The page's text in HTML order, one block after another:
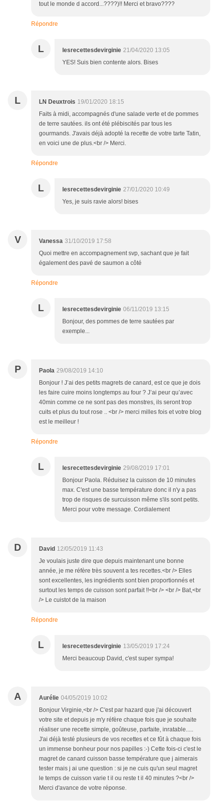
tout le monde d accord...????)!! Merci et bravo????
Répondre
L lesrecettesdevirginie 21/04/2020 13:05
YES! Suis bien contente alors. Bises
L LN Deuxtrois 19/01/2020 18:15
Faits à midi, accompagnés d'une salade verte et de pommes
de terre sautées. ils ont été plébiscités par tous les
gourmands. J'avais déjà adopté la recette de votre tarte Tatin,
en voici une de plus.<br /> Merci.
Répondre
L lesrecettesdevirginie 27/01/2020 10:49
Yes, je suis ravie alors! bises
V Vanessa 31/10/2019 17:58
Quoi mettre en accompagnement svp, sachant que je fait
également des pavé de saumon a côté
Répondre
L lesrecettesdevirginie 06/11/2019 13:15
Bonjour, des pommes de terre sautées par
exemple...
P Paola 29/08/2019 14:10
Bonjour ! J’ai des petits magrets de canard, est ce que je dois
les faire cuire moins longtemps au four ? J’ai peur qu’avec
40min comme ce ne sont pas des monstres, ils seront trop
cuits et plus du tout rose .. <br /> merci milles fois et votre blog
est le meilleur !
Répondre
L lesrecettesdevirginie 29/08/2019 17:01
Bonjour Paola. Réduisez la cuisson de 10 minutes
max. C'est une basse température donc il n'y a pas
trop de risques de surcuisson même s'ils sont petits.
Merci pour votre message. Cordialement
D David 12/05/2019 11:43
Je voulais juste dire que depuis maintenant une bonne
année, je me réfère très souvent a tes recettes.<br /> Elles
sont excellentes, les ingrédients sont bien proportionnés et
surtout les temps de cuisson sont parfait !!<br /> <br /> Bat,<br
/> Le cuistot de la maison
Répondre
L lesrecettesdevirginie 13/05/2019 17:24
Merci beaucoup David, c'est super sympa!
A Aurélie 04/05/2019 10:02
Bonjour Virginie,<br /> C'est par hazard que j'ai découvert
votre site et depuis je m'y réfère chaque fois que je souhaite
réaliser une recette simple, goûteuse, parfaite, inratable.....
J'ai déjà testé plusieurs de vos recettes et ce fût à chaque fois
un immense bonheur pour nos papilles :-) Cette fois-ci c'est le
magret de canard cuisson basse température que j aimerais
tester mais j ai une question : si je ne cuis qu'un seul magret
le temps de cuisson varie t il ou reste t il 40 minutes ?<br />
Merci d'avance de votre réponse.